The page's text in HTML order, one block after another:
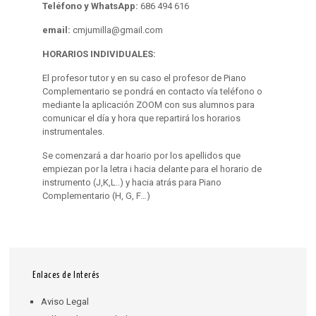
Teléfono y WhatsApp: 686 494 616
email: cmjumilla@gmail.com
HORARIOS INDIVIDUALES:
El profesor tutor y en su caso el profesor de Piano
Complementario se pondrá en contacto vía teléfono o
mediante la aplicación ZOOM con sus alumnos para
comunicar el día y hora que repartirá los horarios
instrumentales.
Se comenzará a dar hoario por los apellidos que
empiezan por la letra i hacia delante para el horario de
instrumento (J,K,L..) y hacia atrás para Piano
Complementario (H, G, F…)
Enlaces de Interés
Aviso Legal